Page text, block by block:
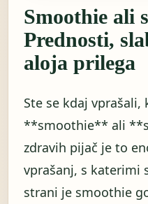
Smoothie ali
Prednosti,
aloja prilega
Ste se kdaj vprašali,
**smoothie** ali
zdravih pijač je to
vprašanj, s katerimi
strani je smoothie